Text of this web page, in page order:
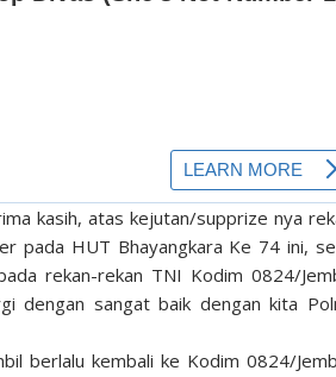
kasih, atas kejutan/supprize nya
pada HUT Bhayangkara Ke 74 ini,
rekan-rekan TNI Kodim 0824/
dengan sangat baik dengan kita
berlalu kembali ke Kodim 0824/